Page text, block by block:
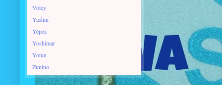
Voley
Yashin
Yèpez
Yoshimar
Yotun
Zunino